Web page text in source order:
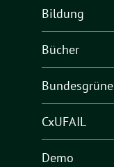
Bildung
Bücher
Bundesgrüne
CxUFAIL
Demo